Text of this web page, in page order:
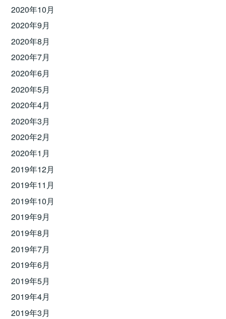
2020年10月
2020年9月
2020年8月
2020年7月
2020年6月
2020年5月
2020年4月
2020年3月
2020年2月
2020年1月
2019年12月
2019年11月
2019年10月
2019年9月
2019年8月
2019年7月
2019年6月
2019年5月
2019年4月
2019年3月